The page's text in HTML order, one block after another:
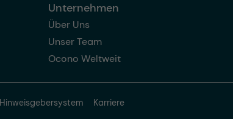
Unternehmen
Über Uns
Unser Team
Ocono Weltweit
Hinweisgebersystem Karriere